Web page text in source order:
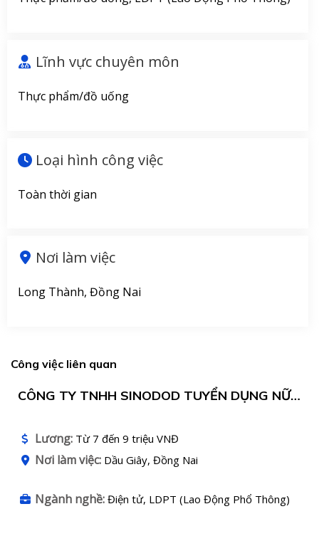
Lĩnh vực chuyên môn
Thực phẩm/đồ uống
Loại hình công việc
Toàn thời gian
Nơi làm việc
Long Thành, Đồng Nai
Công việc liên quan
CÔNG TY TNHH SINODOD TUYỂN DỤNG NỮ
Lương: Từ 7 đến 9 triệu VNĐ
Nơi làm việc: Dầu Giây, Đồng Nai
Ngành nghề: Điện tử, LDPT (Lao Động Phổ Thông)